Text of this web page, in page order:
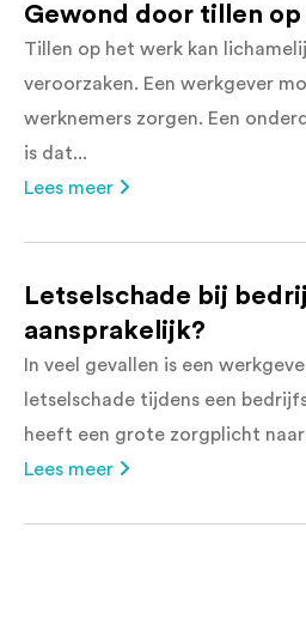
Gewond door tillen
Tillen op het werk kan
veroorzaken. Een werkgever
werknemers zorgen. Een
is dat...
Lees meer
Letselschade bij
aansprakelijk?
In veel gevallen is een
letselschade tijdens een
heeft een grote zorgplicht naar
Lees meer